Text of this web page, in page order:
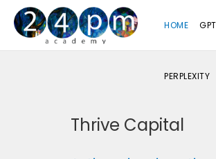
HOME GPT
PERPLEXITY
Thrive Capital